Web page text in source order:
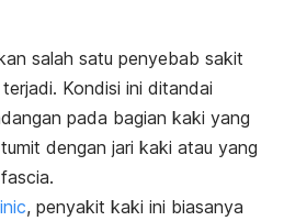
salah satu penyebab sakit
Kondisi ini ditandai
pada bagian kaki yang
dengan jari kaki atau yang
.
, penyakit kaki ini biasanya